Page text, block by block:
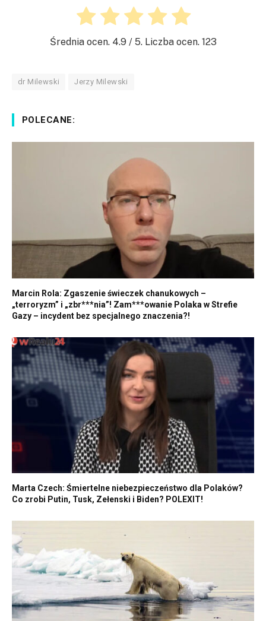
Średnia ocen. 4.9 / 5. Liczba ocen. 123
dr Milewski Jerzy Milewski
POLECANE:
Marcin Rola: Zgaszenie świeczek chanukowych –
„terroryzm” i „zbr***nia”! Zam***owanie Polaka w Strefie
Gazy – incydent bez specjalnego znaczenia?!
Marta Czech: Śmiertelne niebezpieczeństwo dla Polaków?
Co zrobi Putin, Tusk, Zełenski i Biden? POLEXIT!